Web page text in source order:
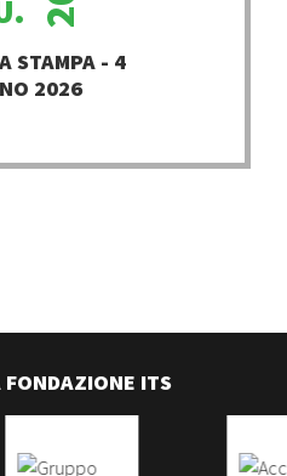
STAMPA - 4
2026
FONDAZIONE ITS